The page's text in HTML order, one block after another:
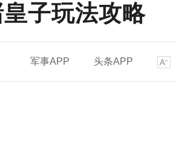
子玩法攻略
军事APP 头条APP